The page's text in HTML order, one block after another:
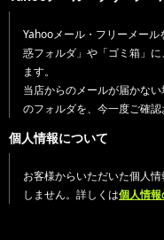
Yahooメール・フリーメー
惑フォルダ」や「ゴミ箱」
ます。
当店からのメールが届かな
のフォルダを、今一度ご確認
個人情報について
お客様からいただいた個人
しません。詳しくは個人情